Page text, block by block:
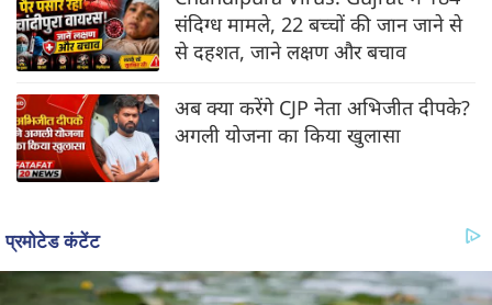
संदिग्ध मामले, 22 बच्चों की जान जाने से
से दहशत, जाने लक्षण और बचाव
अब क्या करेंगे CJP नेता अभिजीत दीपके?
अगली योजना का किया खुलासा